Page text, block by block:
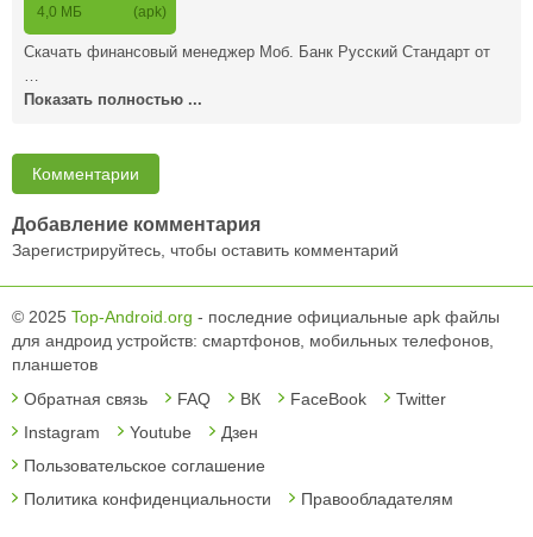
4,0 MБ (apk)
Скачать финансовый менеджер Моб. Банк Русский Стандарт от
…
Показать полностью ...
Комментарии
Добавление комментария
Зарегистрируйтесь, чтобы оставить комментарий
© 2025 Top-Android.org - последние официальные apk файлы
для андроид устройств: смартфонов, мобильных телефонов,
планшетов
Обратная связь
FAQ ВК FaceBook
Twitter
Instagram
Youtube
Дзен
Пользовательское соглашение
Политика конфиденциальности
Правообладателям